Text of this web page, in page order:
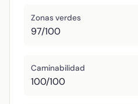
Zonas verdes
97/100
Caminabilidad
100/100